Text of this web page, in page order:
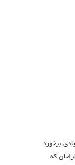
برخورد
که